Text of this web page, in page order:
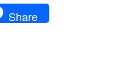
Share